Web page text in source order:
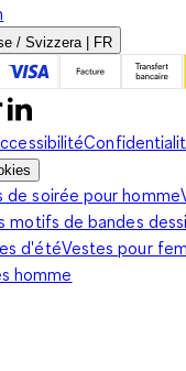
/ Svizzera | FR
de soirée pour homme
motifs de bandes
d'étéVestes pour
homme